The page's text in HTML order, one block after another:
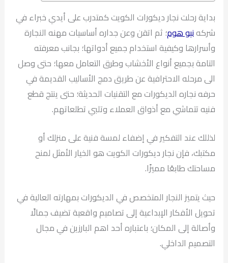
بداية رحلت نجار ديكورات الكويت كمتدرب على أيدي خبراء في
شركهنيو هوم؛ ثم اتقن وعن جداره أساسيات مهنه النجارة
وأسرارها وكيفية استخدام جميع أدواتها؛ بجانب معرفته
التامة بجميع أنواع الأخشاب وطرق التعامل معها؛ حتى وصل
الى مرحله الاحترافية عن طريق دمج الأساليب القديمة في
حرفه نجاره الديكورات مع التقنيات الحديثة؛ حتى ينتج قطع
فنيه تتماشي مع أذواق العملاء وتلبي تطلعاتهم.
لذللك عند التفكير في إضفاء لمسة فنية على منزلك أو
مكتبك، فإن نجار ديكورات الكويت هو الخيار الأمثل لمنح
مساحتك طابعًا مميزًا.
حيث يتميز النجار المتخصص في الديكورات بمهارته العالية في
تحويل الأفكار الإبداعية إلى تصاميم واقعية تضيف جمالًا
وأصالة إلى المكان؛ باعتباره أحد اهم البارزين في مجال
التصميم الداخلي.